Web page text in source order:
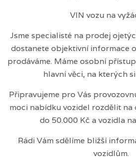
VIN vozu na
Jsme specialisté na prodej
dostanete objektivní informace
prodáváme. Máme osobní
hlavní věci, na kterých
Připravujeme pro Vás
moci nabídku vozidel rozdělit na
do 50.000 Kč a vozidla
Rádi Vám sdělíme bližší
vozidlům.